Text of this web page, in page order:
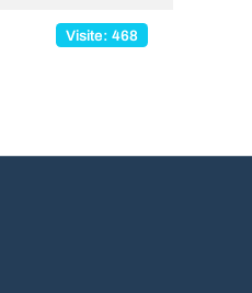
Visite: 468